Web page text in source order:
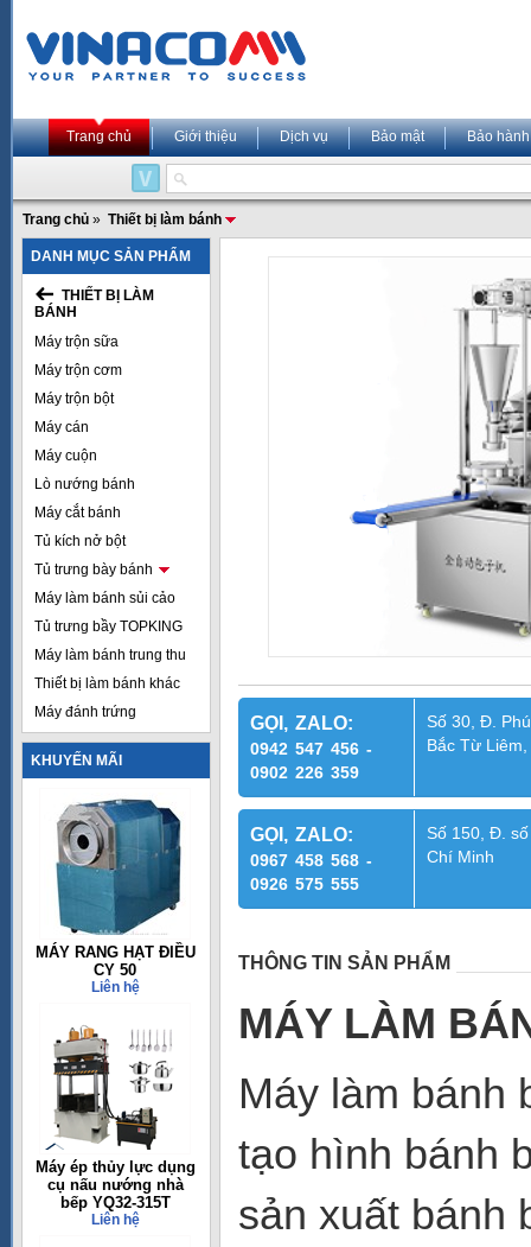
Trang chủ Giới thiệu Dịch vụ Bảo mật Bảo hành
Trang chủ » Thiết bị làm bánh
DANH MỤC SẢN PHẨM
THIẾT BỊ LÀM
BÁNH
Máy trộn sữa
Máy trộn cơm
Máy trộn bột
Máy cán
Máy cuộn
Lò nướng bánh
Máy cắt bánh
Tủ kích nở bột
Tủ trưng bày bánh
Máy làm bánh sủi cảo
Tủ trưng bầy TOPKING
Máy làm bánh trung thu
Thiết bị làm bánh khác
Máy đánh trứng
KHUYẾN MÃI
MÁY RANG HẠT ĐIỀU
CY 50
Liên hệ
Máy ép thủy lực dụng
cụ nấu nướng nhà
bếp YQ32-315T
Liên hệ
GỌI, ZALO:
0942 547 456 -
0902 226 359
Số 30, Đ.
Bắc Từ
GỌI, ZALO:
0967 458 568 -
0926 575 555
Số 150, Đ.
Chí Minh
THÔNG TIN SẢN PHẨM
MÁY LÀM
Máy làm bánh
tạo hình bánh
sản xuất bánh